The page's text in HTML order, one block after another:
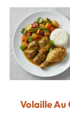
Volaille Au